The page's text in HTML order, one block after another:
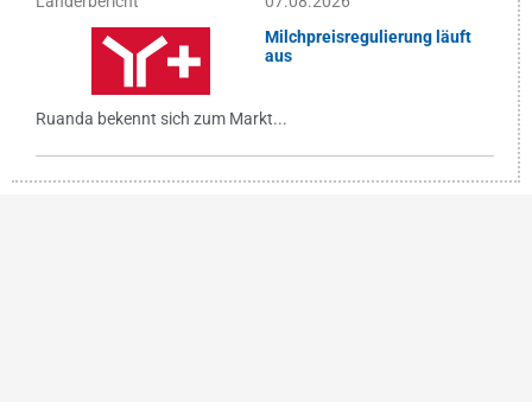
Milchpreisregulierung läuft
aus
Ruanda bekennt sich zum Markt...